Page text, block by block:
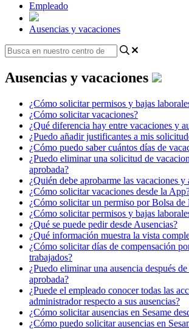
Empleado
Ausencias y vacaciones
Ausencias y vacaciones
¿Cómo solicitar permisos y bajas
¿Cómo solicitar vacaciones?
¿Qué diferencia hay entre vacaciones y
¿Puedo añadir justificantes a mis
¿Cómo puedo saber cuántos días de
¿Puedo eliminar una solicitud de
aprobada?
¿Quién debe aprobarme las vacaciones y
¿Cómo solicitar vacaciones desde la
¿Cómo solicitar un permiso por Bolsa de
¿Cómo solicitar permisos y bajas
¿Qué se puede pedir desde Ausencias?
¿Qué información muestra la vista
¿Cómo solicitar días de compensación
trabajados?
¿Puedo eliminar una ausencia después
aprobada?
¿Puede el empleado conocer todas las
administrador respecto a sus ausencias?
¿Cómo solicitar ausencias en Sesame
¿Cómo puedo solicitar ausencias en